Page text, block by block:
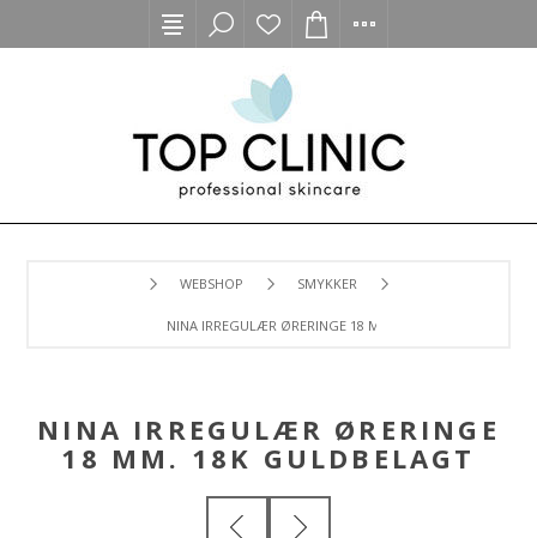
WEBSHOP SMYKKER
NINA IRREGULÆR ØRERINGE 18 MM. 18K GULDBELAGT
NINA IRREGULÆR ØRERINGE
18 MM. 18K GULDBELAGT